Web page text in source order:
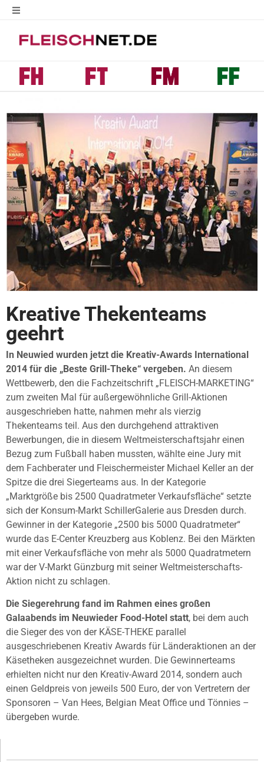
Kreative Thekenteams
geehrt
In Neuwied wurden jetzt die Kreativ-Awards International
2014 für die „Beste Grill-Theke“ vergeben. An diesem
Wettbewerb, den die Fachzeitschrift „FLEISCH-MARKETING“
zum zweiten Mal für außergewöhnliche Grill-Aktionen
ausgeschrieben hatte, nahmen mehr als vierzig
Thekenteams teil. Aus den durchgehend attraktiven
Bewerbungen, die in diesem Weltmeisterschaftsjahr einen
Bezug zum Fußball haben mussten, wählte eine Jury mit
dem Fachberater und Fleischermeister Michael Keller an der
Spitze die drei Siegerteams aus. In der Kategorie
„Marktgröße bis 2500 Quadratmeter Verkaufsfläche“ setzte
sich der Konsum-Markt SchillerGalerie aus Dresden durch.
Gewinner in der Kategorie „2500 bis 5000 Quadratmeter“
wurde das E-Center Kreuzberg aus Koblenz. Bei den Märkten
mit einer Verkaufsfläche von mehr als 5000 Quadratmetern
war der V-Markt Günzburg mit seiner Weltmeisterschafts-
Aktion nicht zu schlagen.
Die Siegerehrung fand im Rahmen eines großen
Galaabends im Neuwieder Food-Hotel statt, bei dem auch
die Sieger des von der KÄSE-THEKE parallel
ausgeschriebenen Kreativ Awards für Länderaktionen an der
Käsetheken ausgezeichnet wurden. Die Gewinnerteams
erhielten nicht nur den Kreativ-Award 2014, sondern auch
einen Geldpreis von jeweils 500 Euro, der von Vertretern der
Sponsoren – Van Hees, Belgian Meat Office und Tönnies –
übergeben wurde.